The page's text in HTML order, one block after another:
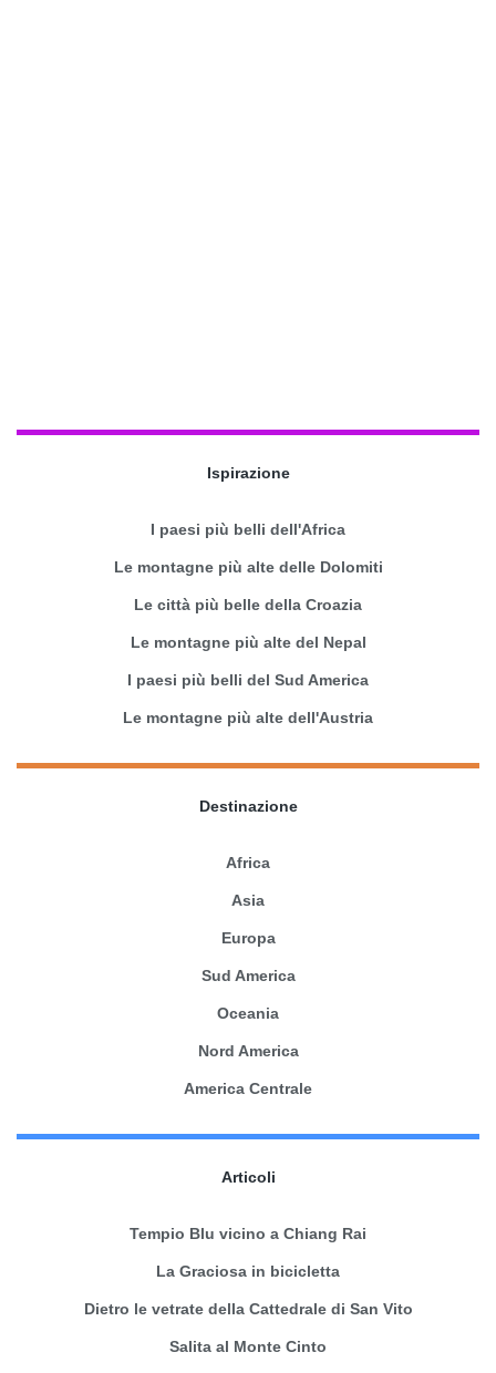
Ispirazione
I paesi più belli dell'Africa
Le montagne più alte delle Dolomiti
Le città più belle della Croazia
Le montagne più alte del Nepal
I paesi più belli del Sud America
Le montagne più alte dell'Austria
Destinazione
Africa
Asia
Europa
Sud America
Oceania
Nord America
America Centrale
Articoli
Tempio Blu vicino a Chiang Rai
La Graciosa in bicicletta
Dietro le vetrate della Cattedrale di San Vito
Salita al Monte Cinto